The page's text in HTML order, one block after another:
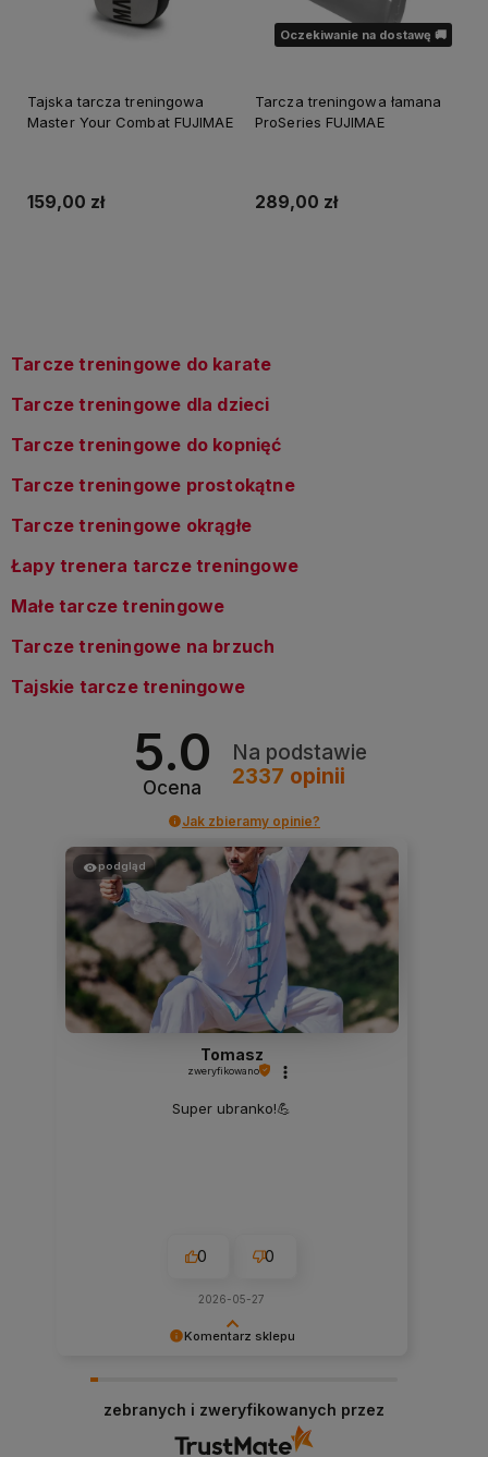
Tajska tarcza treningowa
Master Your Combat FUJIMAE
159,00 zł
Oczekiwanie na dostawę 🚚
Tarcza treningowa łamana
ProSeries FUJIMAE
289,00 zł
Tarcze treningowe do karate
Tarcze treningowe dla dzieci
Tarcze treningowe do kopnięć
Tarcze treningowe prostokątne
Tarcze treningowe okrągłe
Łapy trenera tarcze treningowe
Małe tarcze treningowe
Tarcze treningowe na brzuch
Tajskie tarcze treningowe
5.0
Ocena
Na podstawie
2337 opinii
Jak zbieramy opinie?
Komentarz sklepu
że jesteśmy na właściwym torze :) Z
podgląd
Tomasz
zweryfikowano
Super ubranko!💪
0 0
2026-05-27
zebranych i zweryfikowanych przez